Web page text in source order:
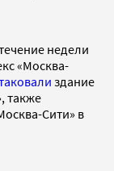
недели
«Москва-
здание
также
Сити» в